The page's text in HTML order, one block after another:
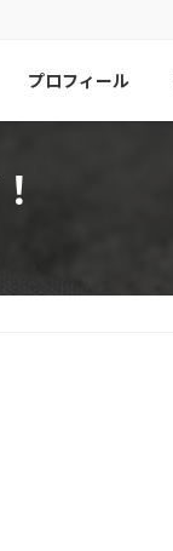
プロフィール